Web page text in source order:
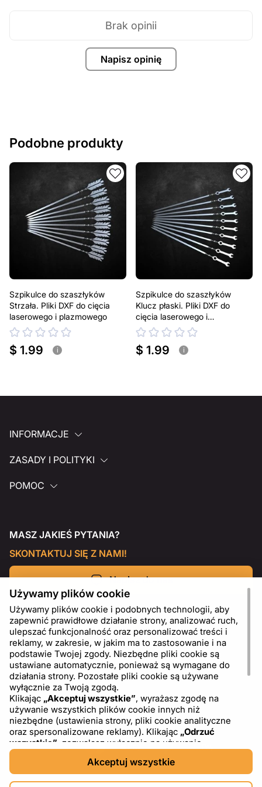
potrzeb. Jeśli potrzebujesz indywidualnego projektu
Jeśli masz jakiekolwiek pytania lub potrzebujesz
Napisz opinię
Brak opinii
Podobne produkty
Szpikulce do szaszłyków
Strzała. Pliki DXF do cięcia
laserowego i plazmowego
$ 1.99 i
Szpikulce do szaszłyków
Klucz płaski. Pliki DXF do
cięcia laserowego i
plazmowego
$ 1.99 i
INFORMACJE
ZASADY I POLITYKI
POMOC
MASZ JAKIEŚ PYTANIA?
SKONTAKTUJ SIĘ Z NAMI!
Napisz do nas
PL USD - US Dollar ($)
Używamy plików cookie
Używamy plików cookie i podobnych technologii, aby
zapewnić prawidłowe działanie strony, analizować ruch,
ulepszać funkcjonalność oraz personalizować treści i
reklamy, w zakresie, w jakim ma to zastosowanie i na
podstawie Twojej zgody. Niezbędne pliki cookie są
ustawiane automatycznie, ponieważ są wymagane do
działania strony. Pozostałe pliki cookie są używane
wyłącznie za Twoją zgodą.
Klikając „Akceptuj wszystkie”, wyrażasz zgodę na
używanie wszystkich plików cookie innych niż
niezbędne (ustawienia strony, pliki cookie analityczne
oraz spersonalizowane reklamy). Klikając „Odrzuć
wszystkie” , zezwalasz wyłącznie na używanie
niezbędnych plików cookie. Klikając
, możesz wybrać, które kategorie plików cookie
chcesz zaakceptować lub zablokować. Możesz w
Akceptuj wszystkie